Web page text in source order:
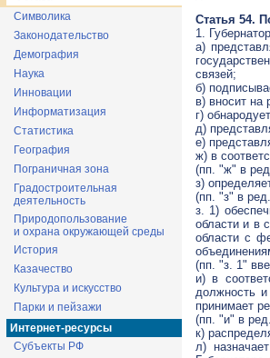
Символика
Законодательство
Демография
Наука
Инновации
Информатизация
Статистика
География
Пограничная зона
Градостроительная
деятельность
Природопользование
и охрана окружающей среды
История
Казачество
Культура и искусство
Парки и пейзажи
Интернет-ресурсы
Субъекты РФ
Статья 54.
1.
а)
связей;
б)
в) вносит на
г)
д)
е)
ж) в
(пп. "ж" в
з)
(пп. "з" в
з. 1)
области и в
области с
(пп. "з. 1"
и) в
должность и
принимает
(пп. "и" в
к)
л)